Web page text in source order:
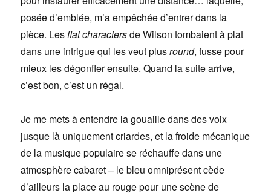
posée d’emblée, m’a empêchée d’entrer dans la
pièce. Lesflat charactersde Wilson tombaient à plat
dans une intrigue qui les veut plusround, fusse pour
mieux les dégonfler ensuite. Quand la suite arrive,
c’est bon, c’est un régal.
Je me mets à entendre la gouaille dans des voix
jusque là uniquement criardes, et la froide mécanique
de la musique populaire se réchauffe dans une
atmosphère cabaret – le bleu omniprésent cède
d’ailleurs la place au rouge pour une scène de